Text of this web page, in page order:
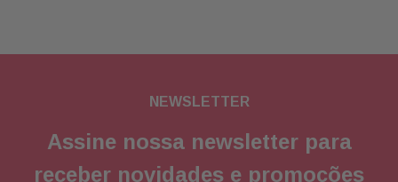
NEWSLETTER
Assine nossa newsletter para
receber novidades e promoções